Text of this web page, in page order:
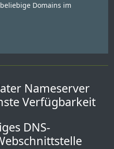
Domains im
Nameserver
Verfügbarkeit
DNS-